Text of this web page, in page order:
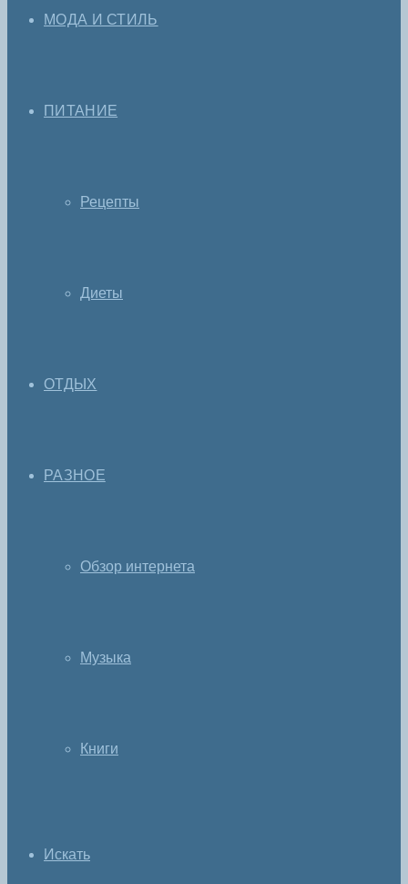
МОДА И СТИЛЬ
ПИТАНИЕ
Рецепты
Диеты
ОТДЫХ
РАЗНОЕ
Обзор интернета
Музыка
Книги
Искать